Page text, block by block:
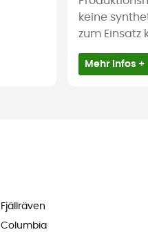
keine
zum Einsatz
Mehr Infos +
Fjällräven
Columbia